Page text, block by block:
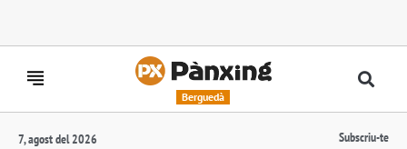
Berguedà
7, agost del 2026 Subscriu-te